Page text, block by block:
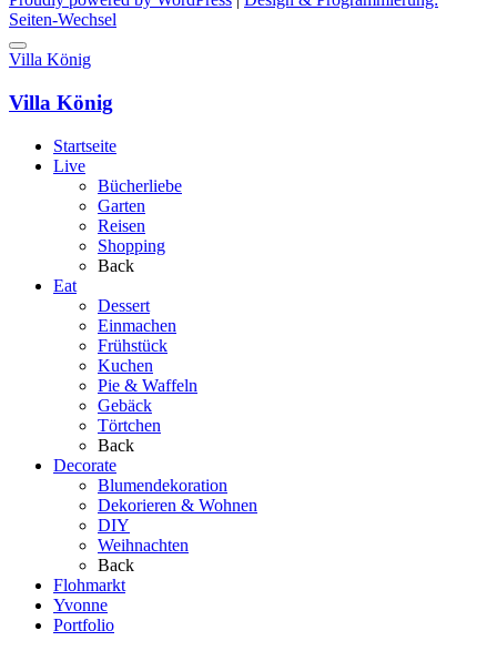
Seiten-Wechsel
Villa König
Villa König
Startseite
Live
Bücherliebe
Garten
Reisen
Shopping
Back
Eat
Dessert
Einmachen
Frühstück
Kuchen
Pie & Waffeln
Gebäck
Törtchen
Back
Decorate
Blumendekoration
Dekorieren & Wohnen
DIY
Weihnachten
Back
Flohmarkt
Yvonne
Portfolio